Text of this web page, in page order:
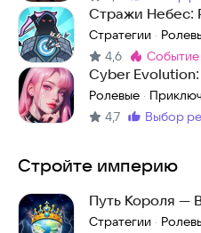
Стражи Небес:
Стратегии ·
4,6 Метка:
Cyber
Ролевые ·
4,7 Метка:
выбор
Стройте империю
Путь Короля —
Стратегии ·